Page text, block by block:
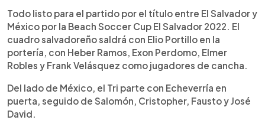
Todo listo para el partido por el título entre El Salvador y
México por la Beach Soccer Cup El Salvador 2022. El
cuadro salvadoreño saldrá con Elio Portillo en la
portería, con Heber Ramos, Exon Perdomo, Elmer
Robles y Frank Velásquez como jugadores de cancha.
Del lado de México, el Tri parte con Echeverría en
puerta, seguido de Salomón, Cristopher, Fausto y José
David.